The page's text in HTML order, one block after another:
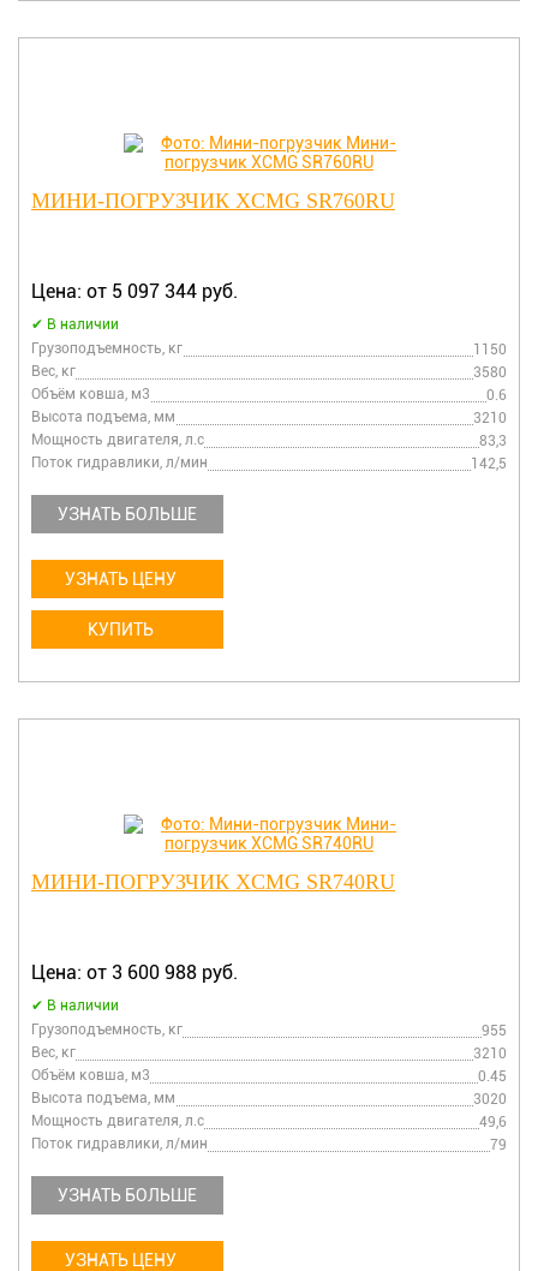
МИНИ-ПОГРУЗЧИК XCMG SR760RU
Цена: от 5 097 344 руб.
В наличии
Грузоподъемность, кг
1150
Вес, кг
3580
Объём ковша, м3
0.6
Высота подъема, мм
3210
Мощность двигателя, л.с
83,3
Поток гидравлики, л/мин
142,5
УЗНАТЬ БОЛЬШЕ
УЗНАТЬ ЦЕНУ
КУПИТЬ
МИНИ-ПОГРУЗЧИК XCMG SR740RU
Цена: от 3 600 988 руб.
В наличии
Грузоподъемность, кг
955
Вес, кг
3210
Объём ковша, м3
0.45
Высота подъема, мм
3020
Мощность двигателя, л.с
49,6
Поток гидравлики, л/мин
79
УЗНАТЬ БОЛЬШЕ
УЗНАТЬ ЦЕНУ